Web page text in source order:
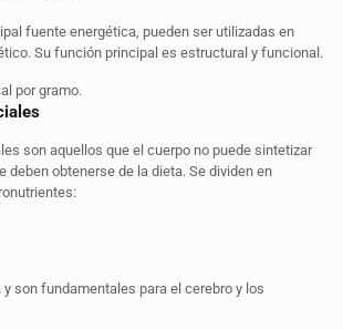
fuente energética, pueden ser utilizadas en
Su función principal es estructural y funcional.
por gramo.
son aquellos que el cuerpo no puede sintetizar
deben obtenerse de la dieta. Se dividen en
y son fundamentales para el cerebro y los